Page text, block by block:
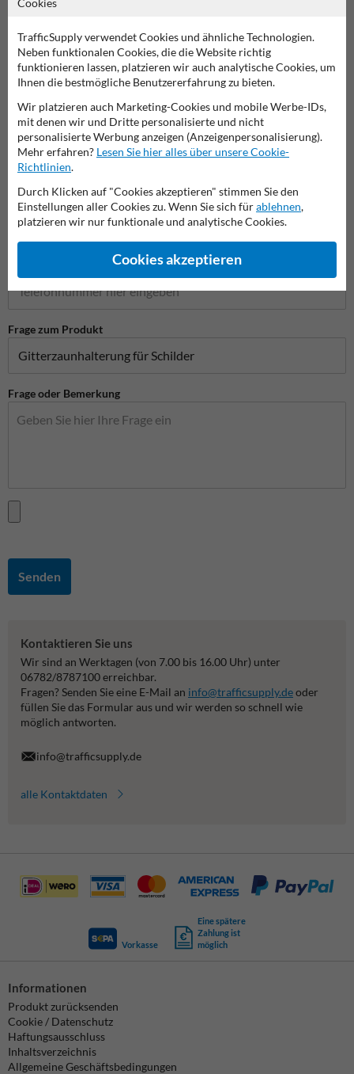
Stellen Sie Ihre Frage an Verkehrsschildkaufen.de
Name*
Firmenname
E-Mail-Adresse*
Frage zum Produkt
Frage oder Bemerkung
Senden
Kontaktieren Sie uns
Wir sind an Werktagen (von 7.00 bis 16.00 Uhr) unter
06782/8787100 erreichbar.
Fragen? Senden Sie eine E-Mail an info@trafficsupply.deoder
füllen Sie das Formular aus und wir werden so schnell wie
möglich antworten.
info@trafficsupply.de
alle Kontaktdaten
Vorkasse
Eine spätere
Zahlung ist
möglich
Informationen
Produkt zurücksenden
Cookie / Datenschutz
Haftungsausschluss
Inhaltsverzeichnis
Allgemeine Geschäftsbedingungen
TrafficSupply verwendet Cookies und ähnliche Technologien.
Neben funktionalen Cookies, die die Website richtig
funktionieren lassen, platzieren wir auch analytische Cookies, um
Ihnen die bestmögliche Benutzererfahrung zu bieten.
Wir platzieren auch Marketing-Cookies und mobile Werbe-IDs,
mit denen wir und Dritte personalisierte und nicht
personalisierte Werbung anzeigen (Anzeigenpersonalisierung).
Mehr erfahren? Lesen Sie hier alles über unsere Cookie-
Richtlinien.
Durch Klicken auf "Cookies akzeptieren" stimmen Sie den
Einstellungen aller Cookies zu. Wenn Sie sich fürablehnen,
platzieren wir nur funktionale und analytische Cookies.
Cookies akzeptieren